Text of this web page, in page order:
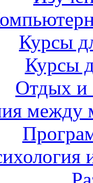
Курсы
Курсы
Отдых и
между